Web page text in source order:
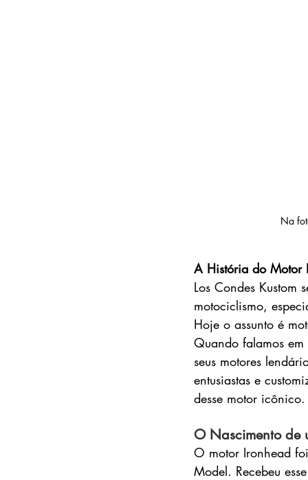
Na
A História do Motor
Los Condes Kustom
motociclismo,
Hoje o assunto é
Quando falamos
seus motores
entusiastas e
desse motor icônico.
O Nascimento de
O motor Ironhead
Model. Recebeu